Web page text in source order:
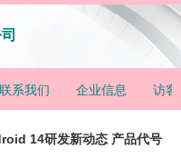
联系我们 企业信息 访客
14研发新动态 产品代号